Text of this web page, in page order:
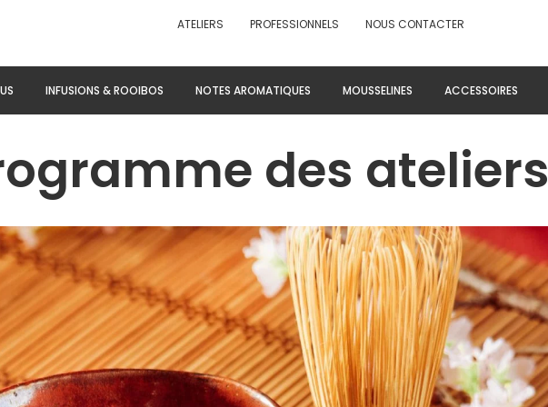
ATELIERS PROFESSIONNELS NOUS CONTACTER
INFUSIONS & ROOIBOS NOTES AROMATIQUES MOUSSELINES ACCESSOIRES
des ateliers